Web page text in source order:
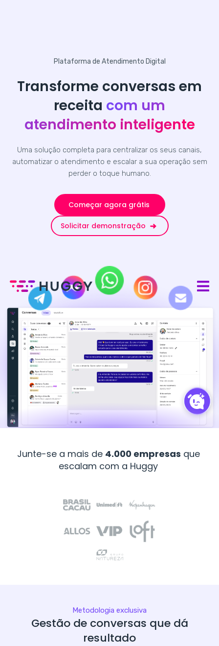
Plataforma de Atendimento Digital
Transforme conversas em
receita com um
atendimento inteligente
Uma solução completa para centralizar os seus canais,
automatizar o atendimento e escalar a sua operação sem
perder o toque humano.
Começar agora grátis
Solicitar demonstração
Junte-se a mais de 4.000 empresas que
escalam com a Huggy
Metodologia exclusiva
Gestão de conversas que dá
resultado